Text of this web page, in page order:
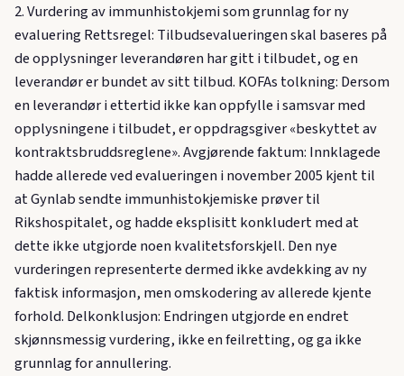
2. Vurdering av immunhistokjemi som grunnlag for ny
evaluering Rettsregel: Tilbudsevalueringen skal baseres på
de opplysninger leverandøren har gitt i tilbudet, og en
leverandør er bundet av sitt tilbud. KOFAs tolkning: Dersom
en leverandør i ettertid ikke kan oppfylle i samsvar med
opplysningene i tilbudet, er oppdragsgiver «beskyttet av
kontraktsbruddsreglene». Avgjørende faktum: Innklagede
hadde allerede ved evalueringen i november 2005 kjent til
at Gynlab sendte immunhistokjemiske prøver til
Rikshospitalet, og hadde eksplisitt konkludert med at
dette ikke utgjorde noen kvalitetsforskjell. Den nye
vurderingen representerte dermed ikke avdekking av ny
faktisk informasjon, men omskodering av allerede kjente
forhold. Delkonklusjon: Endringen utgjorde en endret
skjønnsmessig vurdering, ikke en feilretting, og ga ikke
grunnlag for annullering.